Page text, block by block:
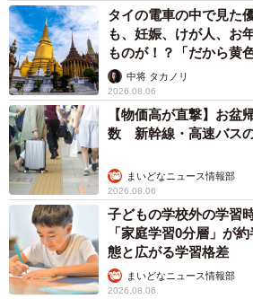
タイの電車の中で見
も、妊娠、けが人、
ものが！？「だから黄
中将 タカノリ
2026.08.06
【物価高が直撃】お盆
数 新幹線・高速バス
まいどなニュース情報部
2026.08.06
子どもの学校外の学習
「家庭学習0分層」が
態と広がる学習格差
まいどなニュース情報部
2026.08.06